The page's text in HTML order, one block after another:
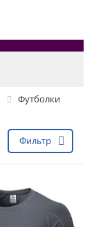
Футболки
Фильтр